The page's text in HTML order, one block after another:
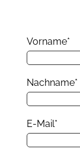
Vorname*
Nachname*
E-Mail*